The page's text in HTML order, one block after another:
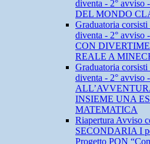
diventa - 2°
DEL MONDO
Graduatoria
diventa - 2°
CON
REALE A
Graduatoria
diventa - 2° avviso
INSIEME UNA
MATEMATICA
Riapertura Avviso
SECONDARIA I
Progetto PON